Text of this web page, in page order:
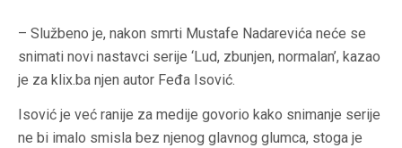
– Službeno je, nakon smrti Mustafe Nadarevića neće se
snimati novi nastavci serije ‘Lud, zbunjen, normalan’, kazao
je za klix.ba njen autor Feđa Isović.
Isović je već ranije za medije govorio kako snimanje serije
ne bi imalo smisla bez njenog glavnog glumca, stoga je